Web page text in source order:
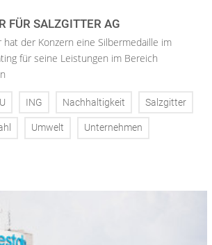
FÜR SALZGITTER AG
der Konzern eine Silbermedaille im
für seine Leistungen im Bereich
ING Nachhaltigkeit Salzgitter
Umwelt Unternehmen